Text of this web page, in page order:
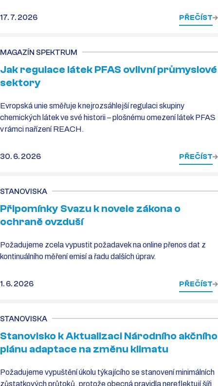
17. 7. 2026 PŘEČÍST
MAGAZÍN SPEKTRUM
Jak regulace látek PFAS ovlivní průmyslové
sektory
Evropská unie směřuje k nejrozsáhlejší regulaci skupiny
chemických látek ve své historii – plošnému omezení látek PFAS
v rámci nařízení REACH.
30. 6. 2026 PŘEČÍST
STANOVISKA
Připomínky Svazu k novele zákona o
ochraně ovzduší
Požadujeme zcela vypustit požadavek na online přenos dat z
kontinuálního měření emisí a řadu dalších úprav.
1. 6. 2026 PŘEČÍST
STANOVISKA
Stanovisko k Aktualizaci Národního akčního
plánu adaptace na změnu klimatu
Požadujeme vypuštění úkolu týkajícího se stanovení minimálních
zůstatkových průtoků, protože obecná pravidla nereflektují šíři